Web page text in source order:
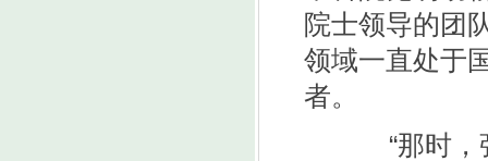
院士领导的团
领域一直处于
者。
“那时，